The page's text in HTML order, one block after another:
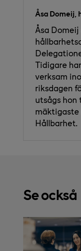
Åsa Domeij,
Åsa
Tidigare
verksam
riksdagen
utsågs hon
mäktigaste
Hållbarhet.
Se också